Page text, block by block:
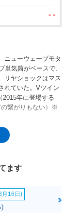
- -
ニューウェーブモタ
単気筒がベースで、
リヤショックはマス
れていた。Vツイン
2015年に登場する
の繋がりもない）※
ます
月16日)
)